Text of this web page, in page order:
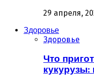
29 апреля,
Здоровье
Здоровье
Что
кукурузы: